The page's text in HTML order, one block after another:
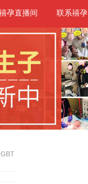
孕直播间 联系禧孕